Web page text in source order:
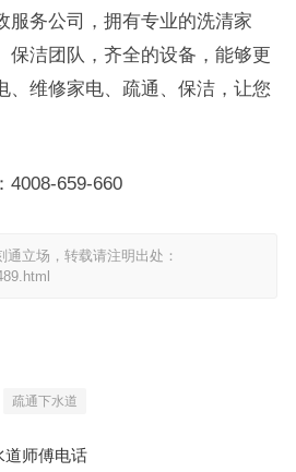
服务公司，拥有专业的洗清家
保洁团队，齐全的设备，能够更
、维修家电、疏通、保洁，让您
659-660
立场，转载请注明出处：
疏通下水道
道师傅电话